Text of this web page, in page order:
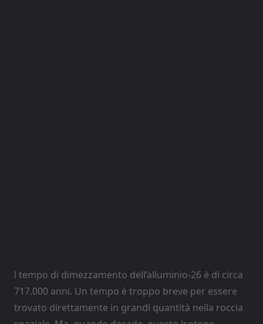
l tempo di dimezzamento dell’alluminio-26 è di circa
717.000 anni. Un tempo è troppo breve per essere
trovato direttamente in grandi quantità nella roccia